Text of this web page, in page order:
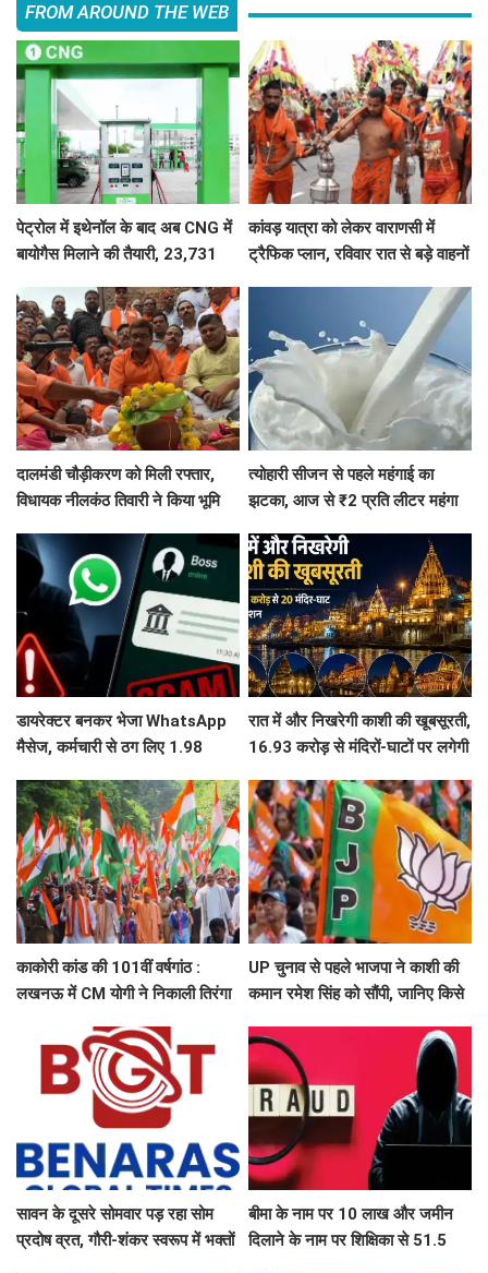
FROM AROUND THE WEB
पेट्रोल में इथेनॉल के बाद अब CNG में
बायोगैस मिलाने की तैयारी, 23,731
कांवड़ यात्रा को लेकर वाराणसी में
ट्रैफिक प्लान, रविवार रात से बड़े वाहनों
दालमंडी चौड़ीकरण को मिली रफ्तार,
विधायक नीलकंठ तिवारी ने किया भूमि
सड़क
त्योहारी सीजन से पहले महंगाई का
झटका, आज से ₹2 प्रति लीटर महंगा
डायरेक्टर बनकर भेजा WhatsApp
मैसेज, कर्मचारी से ठग लिए 1.98
वापस दिला दिए 1.83 करोड़
रात में और निखरेगी काशी की खूबसूरती,
16.93 करोड़ से मंदिरों-घाटों पर लगेगी
काकोरी कांड की 101वीं वर्षगांठ :
लखनऊ में CM योगी ने निकाली तिरंगा
UP चुनाव से पहले भाजपा ने काशी की
कमान रमेश सिंह को सौंपी, जानिए किसे
सावन के दूसरे सोमवार पड़ रहा सोम
प्रदोष व्रत, गौरी-शंकर स्वरूप में भक्तों
बीमा के नाम पर 10 लाख और जमीन
दिलाने के नाम पर शिक्षिका से 51.5